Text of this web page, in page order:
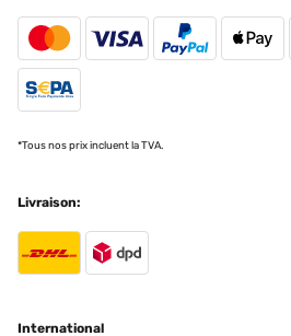
*Tous nos prix incluent la TVA.
Livraison:
International